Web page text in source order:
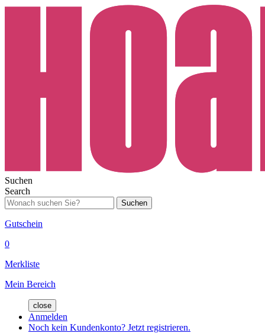
Suchen
Search
Suchen
Gutschein
0
Merkliste
Mein Bereich
close
Anmelden
Noch kein Kundenkonto? Jetzt registrieren.